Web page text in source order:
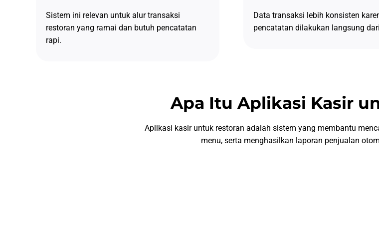
Sistem ini relevan untuk alur transaksi
restoran yang ramai dan butuh pencatatan
rapi.
Data transaksi lebih konsisten
pencatatan dilakukan langsung
Apa Itu Aplikasi Kasir
Aplikasi kasir untuk restoran adalah sistem yang membantu
menu, serta menghasilkan laporan penjualan